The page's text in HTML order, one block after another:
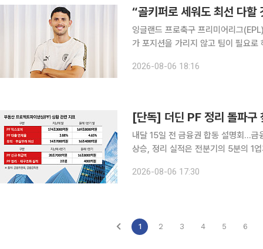
“골키퍼로 세워도 최선 다
잉글랜드 프로축구 프리미어리그
가 포지션을 가리지 않고 팀이 필요
에서는 강한 정신력이 필수다. 3일마
2026-08-06 18:16
[단독] 더딘 PF 정리 돌파구
내달 15일 전 금융권 합동 설명회…금
상승, 정리 실적은 전분기의 5분의 1업계
하자 금융회사와 건설사, 투자자를 한
2026-08-06 17:30
1 2 3 4 5 6